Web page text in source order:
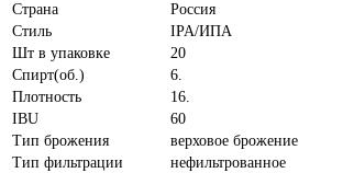
Страна
Россия
Стиль
IPA/ИПА
Шт в упаковке
20
Спирт(об.)
6.
Плотность
16.
IBU
60
Тип брожения
верховое брожение
Тип фильтрации
нефильтрованное